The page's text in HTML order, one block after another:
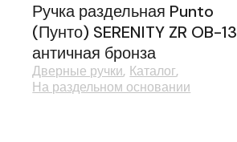
Ручка раздельная Punto
(Пунто) SERENITY ZR OB-13
античная бронза
Дверные ручки Каталог
На раздельном основании